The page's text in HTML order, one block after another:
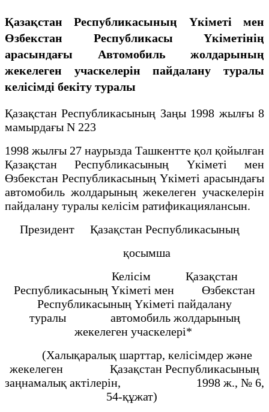
Қазақстан Республикасының Үкiметi мен
Өзбекстан Республикасы Үкiметiнiң
арасындағы Автомобиль жолдарының
жекелеген учаскелерiн пайдалану туралы
келiсiмдi бекiту туралы
Қазақстан Республикасының Заңы 1998 жылғы 8
мамырдағы N 223
1998 жылғы 27 наурызда Ташкентте қол қойылған
Қазақстан Республикасының Үкіметі мен
Өзбекстан Республикасының Үкіметі арасындағы
автомобиль жолдарының жекелеген учаскелерін
пайдалану туралы келісім ратификациялансын.
Президент Қазақстан Республикасының
қосымша
Келісім Қазақстан
Республикасының Үкіметі мен Өзбекстан
Республикасының Үкіметі пайдалану
туралы автомобиль жолдарының
жекелеген учаскелері*
(Халықаралық шарттар, келісімдер және
жекелеген Қазақстан Республикасының
заңнамалық актілерін, 1998 ж., № 6,
54-құжат)